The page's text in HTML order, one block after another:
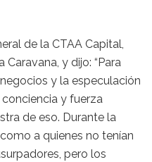
de la CTAA Capital,
y dijo: “Para
y la especulación
y fuerza
de eso. Durante la
a quienes no tenían
pero los